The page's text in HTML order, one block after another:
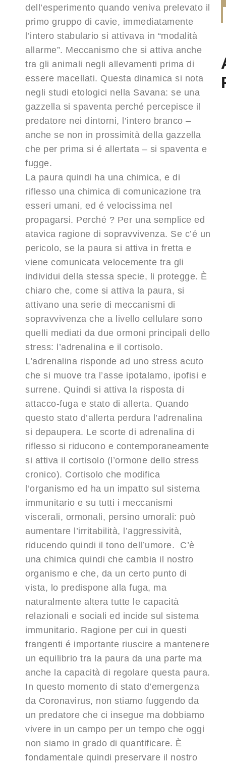
dell’esperimento quando veniva prelevato il
primo gruppo di cavie, immediatamente
l’intero stabulario si attivava in “modalità
allarme”. Meccanismo che si attiva anche
tra gli animali negli allevamenti prima di
essere macellati. Questa dinamica si nota
negli studi etologici nella Savana: se una
gazzella si spaventa perché percepisce il
predatore nei dintorni, l’intero branco –
anche se non in prossimità della gazzella
che per prima si é allertata – si spaventa e
fugge.
La paura quindi ha una chimica, e di
riflesso una chimica di comunicazione tra
esseri umani, ed é velocissima nel
propagarsi. Perché ? Per una semplice ed
atavica ragione di sopravvivenza. Se c’é un
pericolo, se la paura si attiva in fretta e
viene comunicata velocemente tra gli
individui della stessa specie, li protegge. È
chiaro che, come si attiva la paura, si
attivano una serie di meccanismi di
sopravvivenza che a livello cellulare sono
quelli mediati da due ormoni principali dello
stress: l’adrenalina e il cortisolo.
L’adrenalina risponde ad uno stress acuto
che si muove tra l’asse ipotalamo, ipofisi e
surrene. Quindi si attiva la risposta di
attacco-fuga e stato di allerta. Quando
questo stato d’allerta perdura l’adrenalina
si depaupera. Le scorte di adrenalina di
riflesso si riducono e contemporaneamente
si attiva il cortisolo (l’ormone dello stress
cronico). Cortisolo che modifica
l’organismo ed ha un impatto sul sistema
immunitario e su tutti i meccanismi
viscerali, ormonali, persino umorali: può
aumentare l’irritabilità, l’aggressività,
riducendo quindi il tono dell’umore. C’è
una chimica quindi che cambia il nostro
organismo e che, da un certo punto di
vista, lo predispone alla fuga, ma
naturalmente altera tutte le capacità
relazionali e sociali ed incide sul sistema
immunitario. Ragione per cui in questi
frangenti é importante riuscire a mantenere
un equilibrio tra la paura da una parte ma
anche la capacità di regolare questa paura.
In questo momento di stato d’emergenza
da Coronavirus, non stiamo fuggendo da
un predatore che ci insegue ma dobbiamo
vivere in un campo per un tempo che oggi
non siamo in grado di quantificare. È
fondamentale quindi preservare il nostro